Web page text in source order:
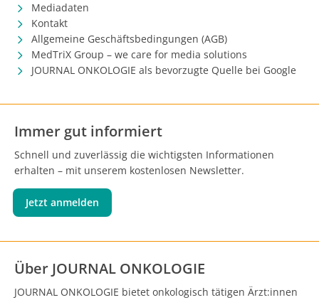
Mediadaten
Kontakt
Allgemeine Geschäftsbedingungen (AGB)
MedTriX Group – we care for media solutions
JOURNAL ONKOLOGIE als bevorzugte Quelle bei Google
Immer gut informiert
Schnell und zuverlässig die wichtigsten Informationen
erhalten – mit unserem kostenlosen Newsletter.
Jetzt anmelden
Über JOURNAL ONKOLOGIE
JOURNAL ONKOLOGIE bietet onkologisch tätigen Ärzt:innen